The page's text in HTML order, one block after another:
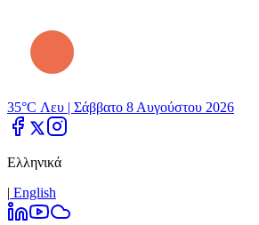
35°C Λευ | Σάββατο 8 Αυγούστου 2026
Ελληνικά
| Εnglish